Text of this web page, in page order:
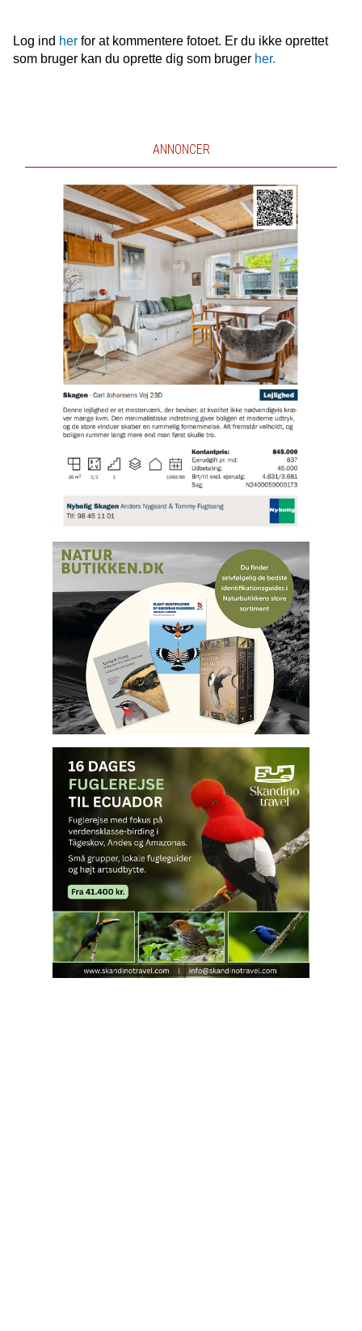
Log ind herfor at kommentere fotoet. Er du ikke oprettet
som bruger kan du oprette dig som bruger her.
ANNONCER